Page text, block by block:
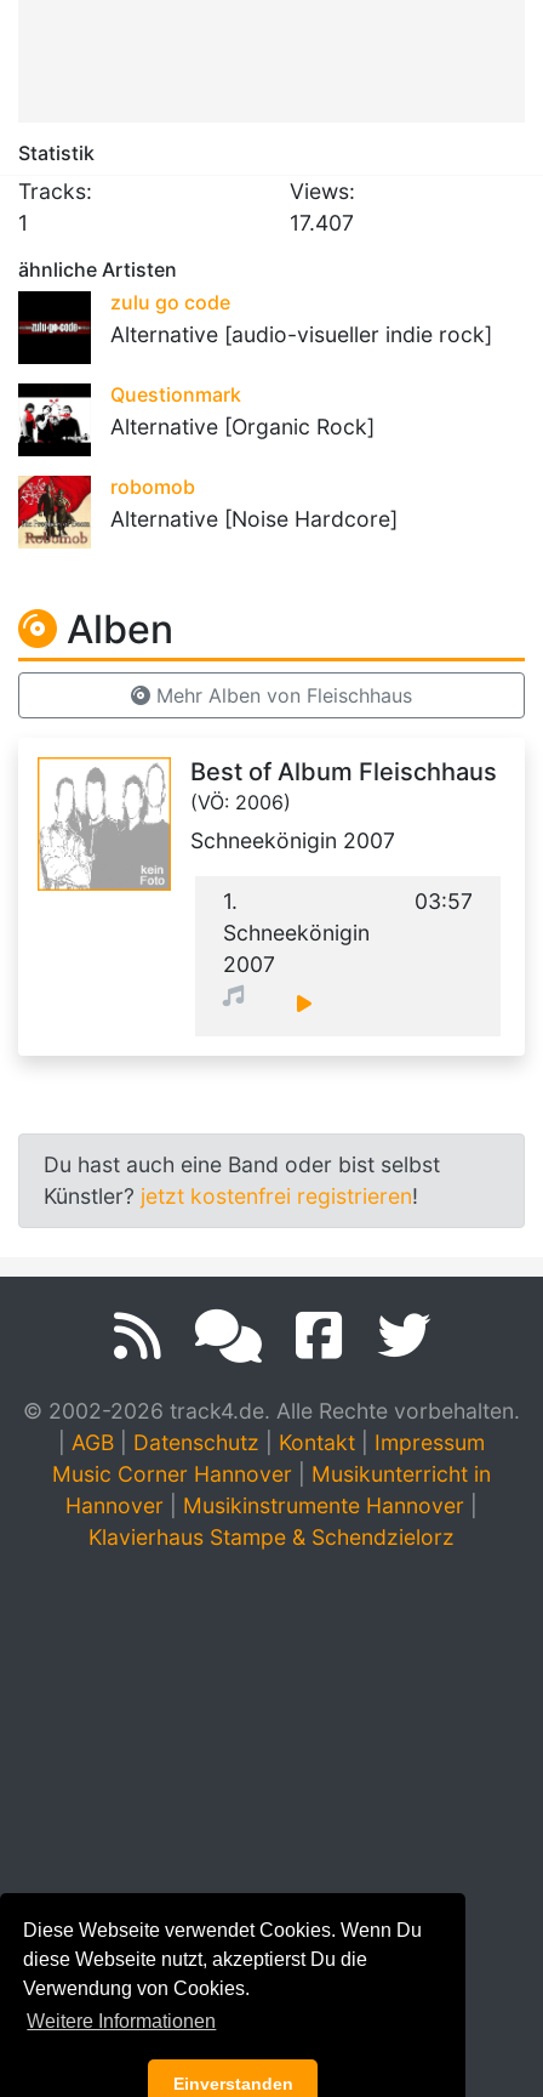
Diese Webseite verwendet Cookies. Wenn Du
diese Webseite nutzt, akzeptierst Du die
Verwendung von Cookies.
Weitere Informationen
Einverstanden
Statistik
Tracks:
1
Views:
17.407
ähnliche Artisten
zulu go code
Alternative [audio-visueller indie rock]
Questionmark
Alternative [Organic Rock]
robomob
Alternative [Noise Hardcore]
Alben
Mehr Alben von Fleischhaus
Best of Album Fleischhaus
(VÖ: 2006)
Schneekönigin 2007
1.
Schneekönigin
2007
03:57
Du hast auch eine Band oder bist selbst
Künstler? jetzt kostenfrei registrieren!
© 2002-2026 track4.de. Alle Rechte vorbehalten.
AGB Datenschutz Kontakt
Impressum
Music Corner Hannover
Musikunterricht in
Hannover
Musikinstrumente Hannover
Klavierhaus Stampe & Schendzielorz